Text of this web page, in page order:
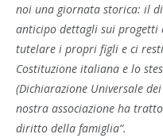
noi una giornata storica: il
anticipo dettagli sui progetti
tutelare i propri figli e ci
Costituzione italiana e lo
(Dichiarazione Universale
nostra associazione ha
diritto della famiglia“.